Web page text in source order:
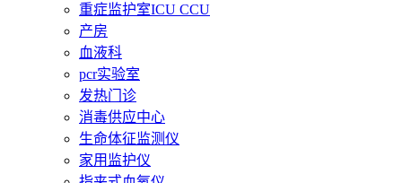
重症监护室ICU CCU
产房
血液科
pcr实验室
发热门诊
消毒供应中心
生命体征监测仪
家用监护仪